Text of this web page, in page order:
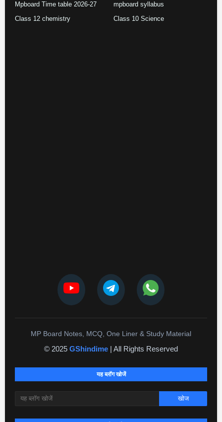
Mpboard Time table 2026-27
mpboard syllabus
Class 12 chemistry
Class 10 Science
MP Board Notes, MCQ, One Liner & Study Material
© 2025 GShindime | All Rights Reserved
यह ब्लॉग खोजें